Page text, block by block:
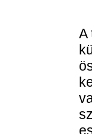
A